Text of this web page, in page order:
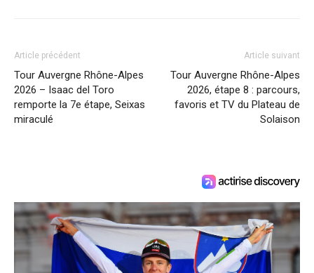
Article précédent
Tour Auvergne Rhône-Alpes
2026 – Isaac del Toro
remporte la 7e étape, Seixas
miraculé
Article suivant
Tour Auvergne Rhône-Alpes
2026, étape 8 : parcours,
favoris et TV du Plateau de
Solaison